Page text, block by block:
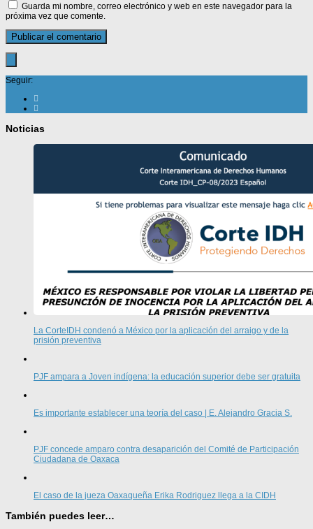
Guarda mi nombre, correo electrónico y web en este navegador para la
próxima vez que comente.
Seguir:
Noticias
La CorteIDH condenó a México por la aplicación del arraigo y de la
prisión preventiva
PJF ampara a Joven indígena: la educación superior debe ser gratuita
Es importante establecer una teoría del caso | E. Alejandro Gracia S.
PJF concede amparo contra desaparición del Comité de Participación
Ciudadana de Oaxaca
El caso de la jueza Oaxaqueña Erika Rodriguez llega a la CIDH
También puedes leer…